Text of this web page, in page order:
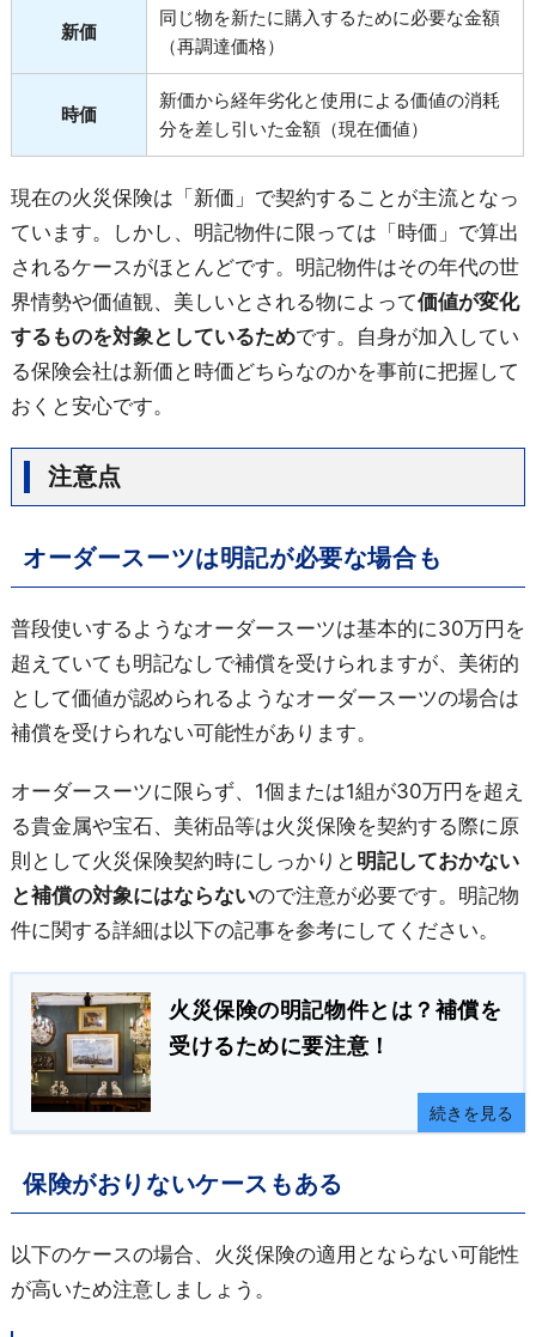
新価
同じ物を新たに購入するために必要な金額
（再調達価格）
時価
新価から経年劣化と使用による価値の消耗
分を差し引いた金額（現在価値）
現在の火災保険は「新価」で契約することが主流となっ
ています。しかし、明記物件に限っては「時価」で算出
されるケースがほとんどです。明記物件はその年代の世
界情勢や価値観、美しいとされる物によって価値が変化
するものを対象としているためです。自身が加入してい
る保険会社は新価と時価どちらなのかを事前に把握して
おくと安心です。
注意点
オーダースーツは明記が必要な場合も
普段使いするようなオーダースーツは基本的に30万円を
超えていても明記なしで補償を受けられますが、美術的
として価値が認められるようなオーダースーツの場合は
補償を受けられない可能性があります。
オーダースーツに限らず、1個または1組が30万円を超え
る貴金属や宝石、美術品等は火災保険を契約する際に原
則として火災保険契約時にしっかりと 明記しておかない
と補償の対象にはならないので注意が必要です。明記物
件に関する詳細は以下の記事を参考にしてください。
火災保険の明記物件とは？補償を
受けるために要注意！
続きを見る
保険がおりないケースもある
以下のケースの場合、火災保険の適用とならない可能性
が高いため注意しましょう。